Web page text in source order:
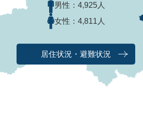
男性： 4,925人
女性： 4,811人
居住状況・避難状況